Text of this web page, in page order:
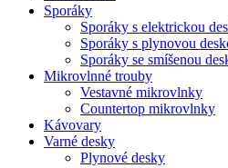
Sporáky
Sporáky s elektrickou
Sporáky s plynovou
Sporáky se smíšenou
Mikrovlnné trouby
Vestavné mikrovlnky
Countertop mikrovlnky
Kávovary
Varné desky
Plynové desky